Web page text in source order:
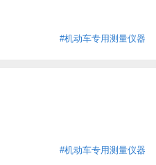
#机动车专用测量仪器
#机动车专用测量仪器